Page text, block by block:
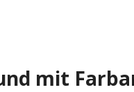
mit